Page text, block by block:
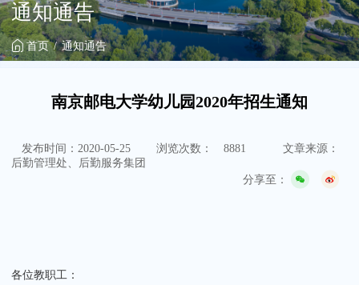
通知通告
首页 通知通告
南京邮电大学幼儿园2020年招生通知
发布时间：2020-05-25 浏览次数： 8881
文章来源：
后勤管理处、后勤服务集团
分享至：
各位教职工：